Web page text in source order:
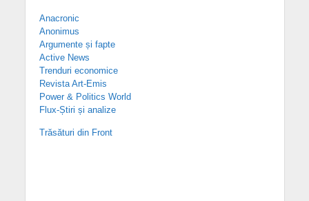
Anacronic
Anonimus
Argumente și fapte
Active News
Trenduri economice
Revista Art-Emis
Power & Politics World
Flux-Știri și analize
Trăsături din Front